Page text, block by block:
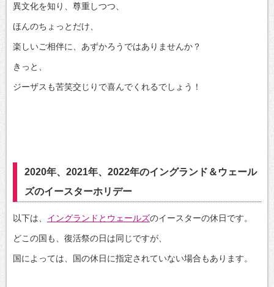
異文化を知り、尊重しつつ、
ほんのちょっとだけ、
楽しいご相伴に、あずかろうではありませんか？
きっと、
ジーザスも苦笑交じりで喜んでくれるでしょう！
2020年、2021年、2022年のイングランド＆ウェール
ズのイースターホリデー
以下は、 イングランドとウェールズのイースターの休日です。
どこの国も、復活祭の日は同じですが、
国によっては、国の休日に指定されていない場合もあります。